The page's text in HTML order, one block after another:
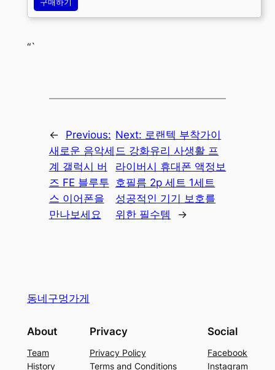
구매하기
“`
←
Previous:
새로운 음악세
계 갤럭시 버
즈 FE 블루투
스 이어폰을
만나보세요
Next: 로랜텍 부착가이
드 강화유리 사생활 프
라이버시 휴대폰 액정보
호필름 2p 세트 1세트
성공적인 기기 보호를
위한 필수템
→
동네구멍가게
About
Team
History
Privacy
Privacy Policy
Terms and Conditions
Social
Facebook
Instagram